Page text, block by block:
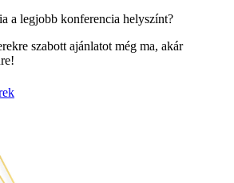
a legjobb konferencia helyszínt?
szabott ajánlatot még ma, akár